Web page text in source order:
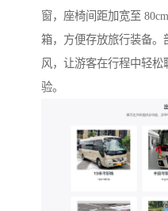
窗，座椅间距加宽至
箱，方便存放旅行装备
风，让游客在行程中轻
验。